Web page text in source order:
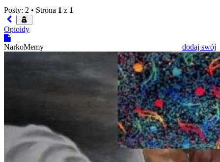
Posty: 2 • Strona 1 z 1
Opioidy
NarkoMemy dodaj swój